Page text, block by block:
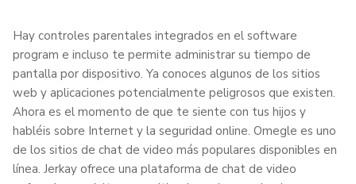
Hay controles parentales integrados en el software
program e incluso te permite administrar su tiempo de
pantalla por dispositivo. Ya conoces algunos de los sitios
web y aplicaciones potencialmente peligrosos que existen.
Ahora es el momento de que te siente con tus hijos y
habléis sobre Internet y la seguridad online. Omegle es uno
de los sitios de chat de video más populares disponibles en
línea. Jerkay ofrece una plataforma de chat de video